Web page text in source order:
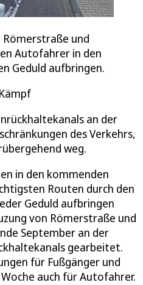
Römerstraße und
Autofahrer in den
Geduld aufbringen.
an der
des Verkehrs,
weg.
in den kommenden
Routen durch den
Geduld aufbringen
von Römerstraße und
September an der
gearbeitet.
für Fußgänger und
auch für Autofahrer.